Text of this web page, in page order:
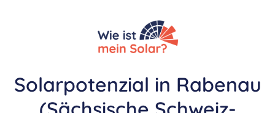
Solarpotenzial in Rabenau